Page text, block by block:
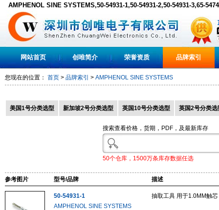
AMPHENOL SINE SYSTEMS,50-54931-1,50-54931-2,50-54931-3,65-
网站首页 创唯简介 荣誉资质 品牌索引
您现在的位置： 首页 > 品牌索引 > AMPHENOL SINE SYSTEMS
美国1号分类选型 新加坡2号分类选型 英国10号分类选型 英国2号分类选
搜索查看价格，货期，PDF，及最新库存
50个仓库，1500万条库存数据任选
参考图片 型号/品牌 描述
50-54931-1
AMPHENOL SINE SYSTEMS
抽取工具 用于1.0MM触芯